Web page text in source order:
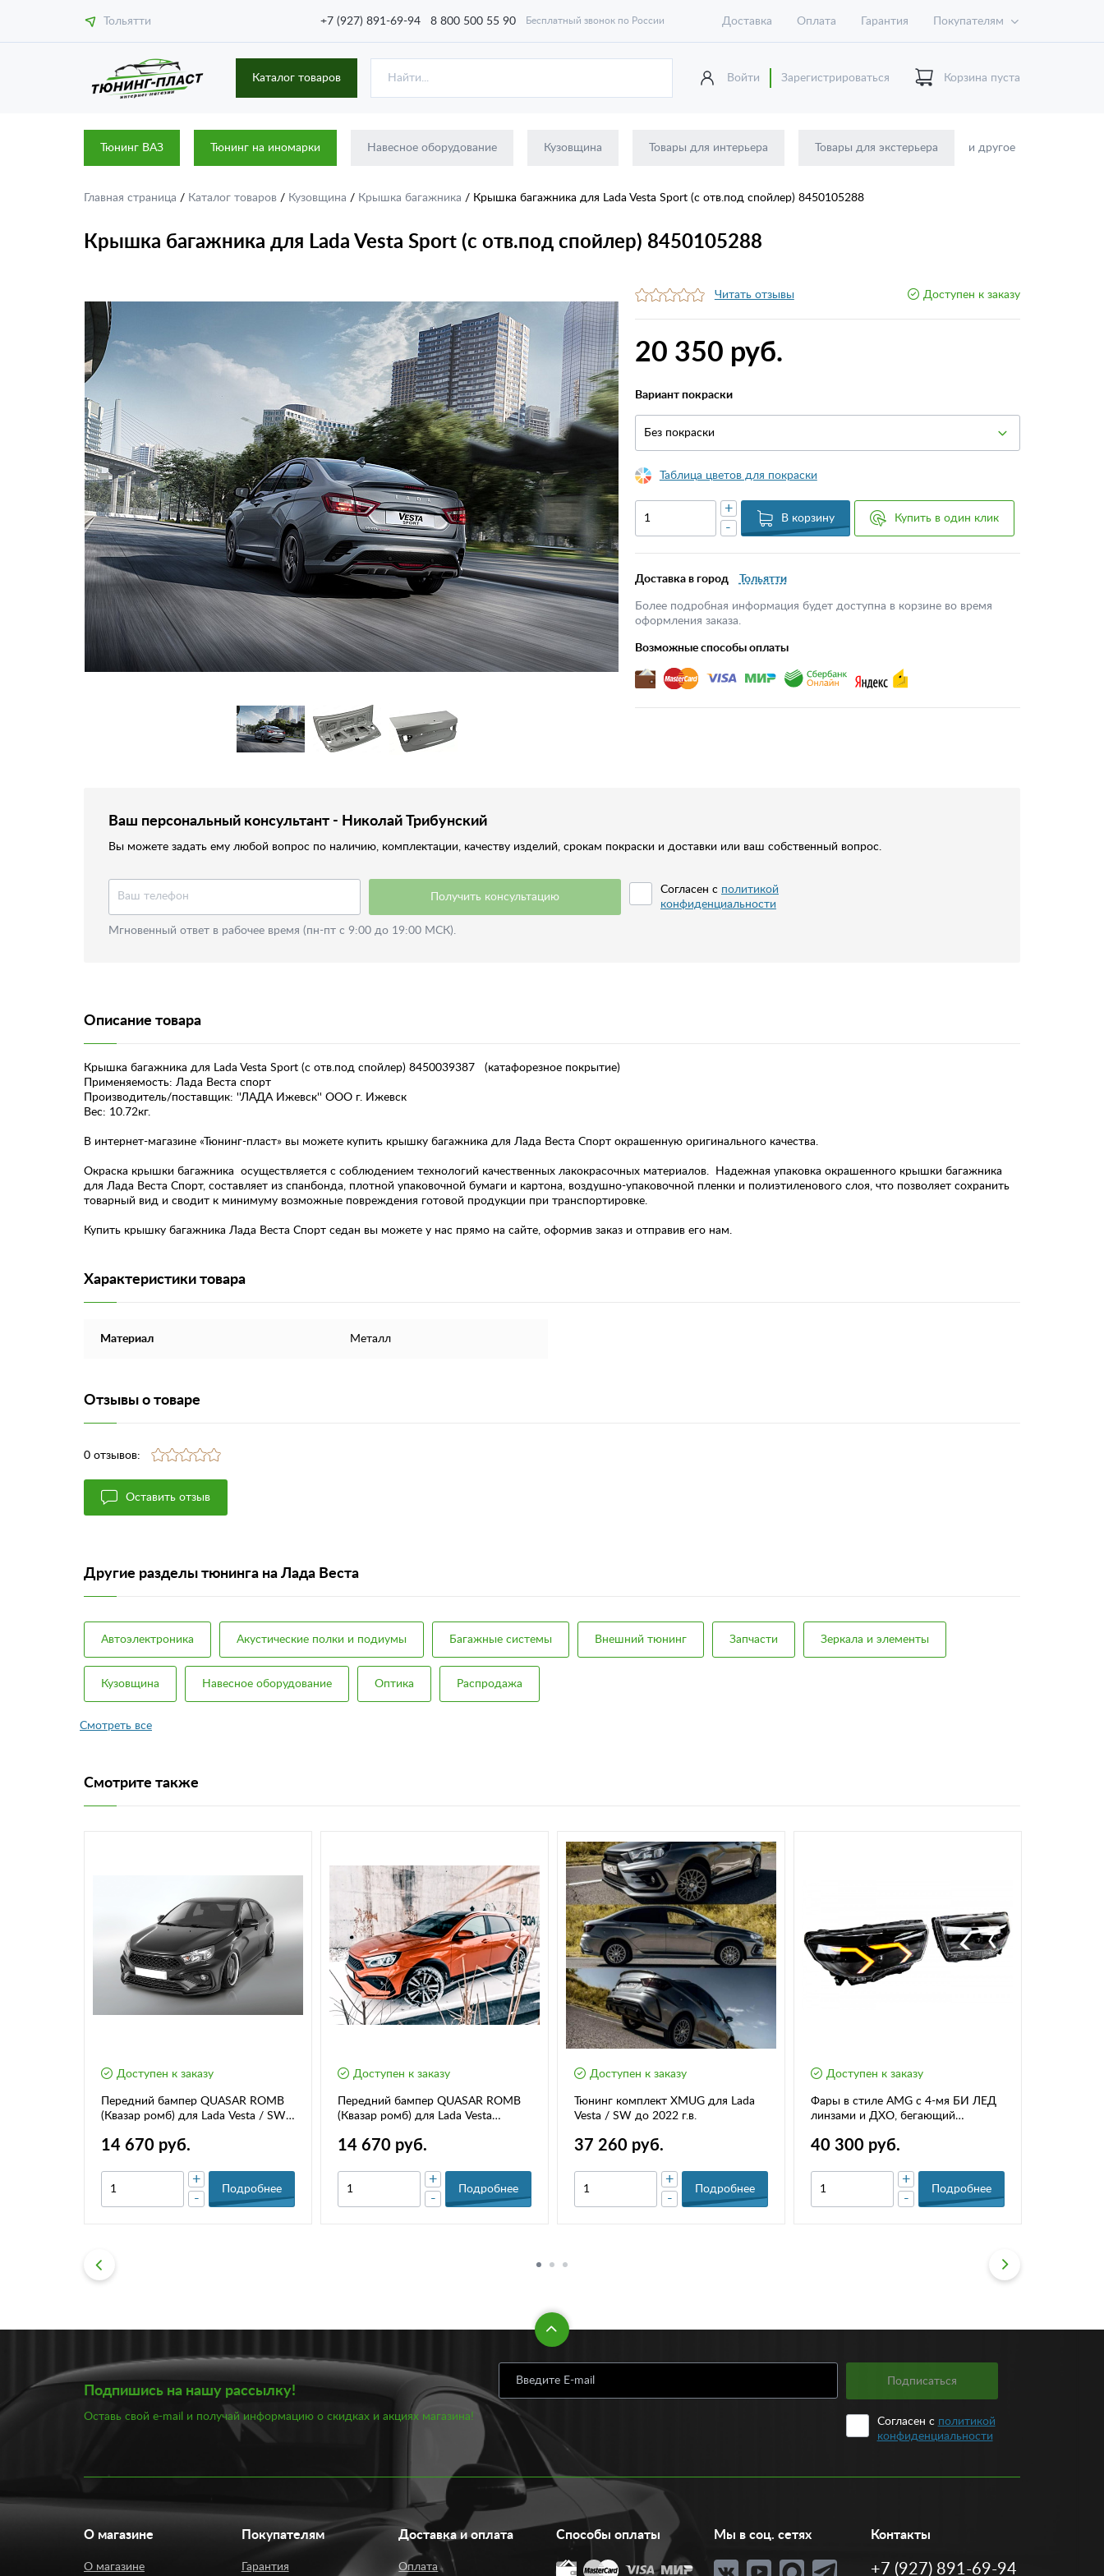
Тольятти +7 (927) 891-69-94 8 800 500 55 90 Бесплатный звонок по России Доставка Оплата Гарантия Покупателям
Каталог товаров Войти Зарегистрироваться Корзина пуста
Тюнинг ВАЗ Тюнинг на иномарки Навесное оборудование Кузовщина Товары для интерьера Товары для экстерьера и другое
Главная страница / Каталог товаров / Кузовщина / Крышка багажника / Крышка багажника для Lada Vesta Sport (с отв.под спойлер) 8450105288
Крышка багажника для Lada Vesta Sport (с отв.под спойлер) 8450105288
Читать отзывы Доступен к заказу
20 350 руб.
Вариант покраски
Без покраски
Таблица цветов для покраски
-
+
В корзину Купить в один клик
Доставка в город Тольятти
Более подробная информация будет доступна в корзине во время
оформления заказа.
Возможные способы оплаты
Ваш персональный консультант - Николай Трибунский
Вы можете задать ему любой вопрос по наличию, комплектации, качеству изделий, срокам покраски и доставки или ваш собственный вопрос.
Получить консультацию
Согласен с политикой
конфиденциальности
Мгновенный ответ в рабочее время (пн-пт с 9:00 до 19:00 МСК).
Описание товара
Крышка багажника для Lada Vesta Sport (с отв.под спойлер) 8450039387 (катафорезное покрытие)
Применяемость: Лада Веста спорт
Производитель/поставщик: ''ЛАДА Ижевск'' ООО г. Ижевск
Вес: 10.72кг.
В интернет-магазине «Тюнинг-пласт» вы можете купить крышку багажника для Лада Веста Спорт окрашенную оригинального качества.
Окраска крышки багажника осуществляется с соблюдением технологий качественных лакокрасочных материалов. Надежная упаковка окрашенного крышки багажника
для Лада Веста Спорт, составляет из спанбонда, плотной упаковочной бумаги и картона, воздушно-упаковочной пленки и полиэтиленового слоя, что позволяет сохранить
товарный вид и сводит к минимуму возможные повреждения готовой продукции при транспортировке.
Купить крышку багажника Лада Веста Спорт седан вы можете у нас прямо на сайте, оформив заказ и отправив его нам.
Характеристики товара
Материал Металл
Отзывы о товаре
0 отзывов:
Оставить отзыв
Другие разделы тюнинга на Лада Веста
Автоэлектроника Акустические полки и подиумы Багажные системы Внешний тюнинг Запчасти Зеркала и элементы
Кузовщина Навесное оборудование Оптика Распродажа
Смотрите также
Доступен к заказу
Передний бампер QUASAR ROMB
(Квазар ромб) для Lada Vesta / SW
14 670 руб.
-
+
Подробнее
Доступен к заказу
Передний бампер QUASAR ROMB
(Квазар ромб) для Lada Vesta
14 670 руб.
-
+
Подробнее
Доступен к заказу
Тюнинг комплект XMUG для Lada
Vesta / SW до 2022 г.в.
37 260 руб.
-
+
Подробнее
Доступен к заказу
Фары в стиле AMG с 4-мя БИ ЛЕД
линзами и ДХО, бегающий
40 300 руб.
-
+
Подробнее
Подпишись на нашу рассылку!
Оставь свой e-mail и получай информацию о скидках и акциях магазина!
Подписаться
Согласен с политикой
конфиденциальности
О магазине
О магазине
Покупателям
Гарантия
Доставка и оплата
Оплата
Способы оплаты Мы в соц. сетях Контакты
+7 (927) 891-69-94